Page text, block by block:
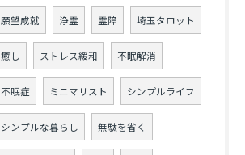
願望成就 浄霊 霊障 埼玉タロット
癒し ストレス緩和 不眠解消
不眠症 ミニマリスト シンプルライフ
シンプルな暮らし 無駄を省く